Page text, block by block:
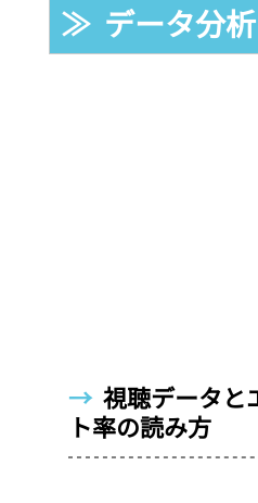
≫  データ分
→ 視聴データと
ト率の読み方